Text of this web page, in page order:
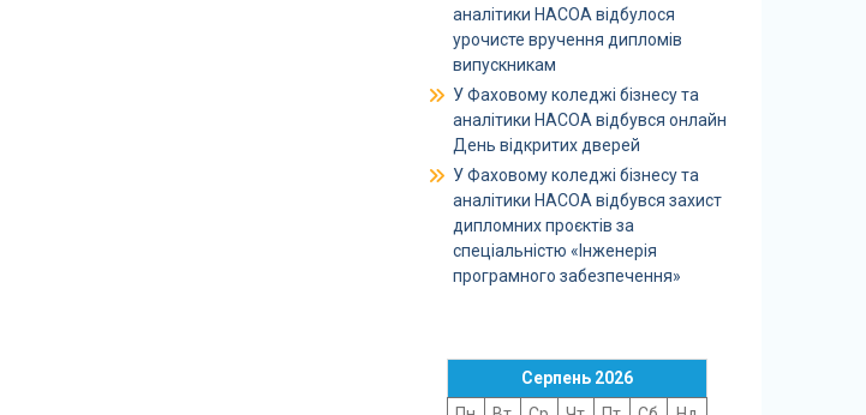
аналітики НАСОА відбулося
урочисте вручення дипломів
випускникам
У Фаховому коледжі бізнесу та
аналітики НАСОА відбувся онлайн
День відкритих дверей
У Фаховому коледжі бізнесу та
аналітики НАСОА відбувся захист
дипломних проєктів за
спеціальністю «Інженерія
програмного забезпечення»
Серпень 2026